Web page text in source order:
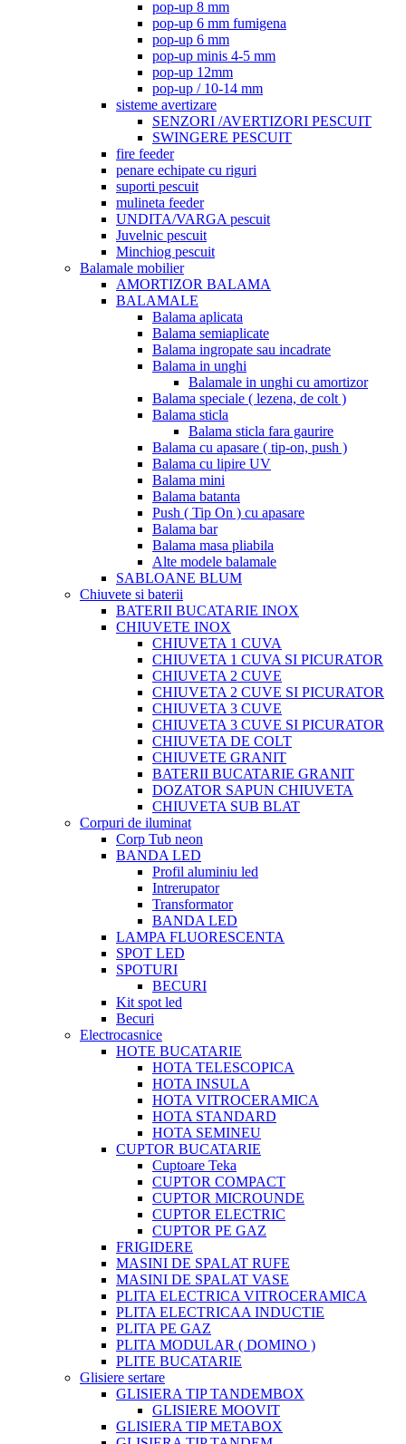
pop-up 8 mm
pop-up 6 mm fumigena
pop-up 6 mm
pop-up minis 4-5 mm
pop-up 12mm
pop-up / 10-14 mm
sisteme avertizare
SENZORI /AVERTIZORI PESCUIT
SWINGERE PESCUIT
fire feeder
penare echipate cu riguri
suporti pescuit
mulineta feeder
UNDITA/VARGA pescuit
Juvelnic pescuit
Minchiog pescuit
Balamale mobilier
AMORTIZOR BALAMA
BALAMALE
Balama aplicata
Balama semiaplicate
Balama ingropate sau incadrate
Balama in unghi
Balamale in unghi cu amortizor
Balama speciale ( lezena, de colt )
Balama sticla
Balama sticla fara gaurire
Balama cu apasare ( tip-on, push )
Balama cu lipire UV
Balama mini
Balama batanta
Push ( Tip On ) cu apasare
Balama bar
Balama masa pliabila
Alte modele balamale
SABLOANE BLUM
Chiuvete si baterii
BATERII BUCATARIE INOX
CHIUVETE INOX
CHIUVETA 1 CUVA
CHIUVETA 1 CUVA SI PICURATOR
CHIUVETA 2 CUVE
CHIUVETA 2 CUVE SI PICURATOR
CHIUVETA 3 CUVE
CHIUVETA 3 CUVE SI PICURATOR
CHIUVETA DE COLT
CHIUVETE GRANIT
BATERII BUCATARIE GRANIT
DOZATOR SAPUN CHIUVETA
CHIUVETA SUB BLAT
Corpuri de iluminat
Corp Tub neon
BANDA LED
Profil aluminiu led
Intrerupator
Transformator
BANDA LED
LAMPA FLUORESCENTA
SPOT LED
SPOTURI
BECURI
Kit spot led
Becuri
Electrocasnice
HOTE BUCATARIE
HOTA TELESCOPICA
HOTA INSULA
HOTA VITROCERAMICA
HOTA STANDARD
HOTA SEMINEU
CUPTOR BUCATARIE
Cuptoare Teka
CUPTOR COMPACT
CUPTOR MICROUNDE
CUPTOR ELECTRIC
CUPTOR PE GAZ
FRIGIDERE
MASINI DE SPALAT RUFE
MASINI DE SPALAT VASE
PLITA ELECTRICA VITROCERAMICA
PLITA ELECTRICAA INDUCTIE
PLITA PE GAZ
PLITA MODULAR ( DOMINO )
PLITE BUCATARIE
Glisiere sertare
GLISIERA TIP TANDEMBOX
GLISIERE MOOVIT
GLISIERA TIP METABOX